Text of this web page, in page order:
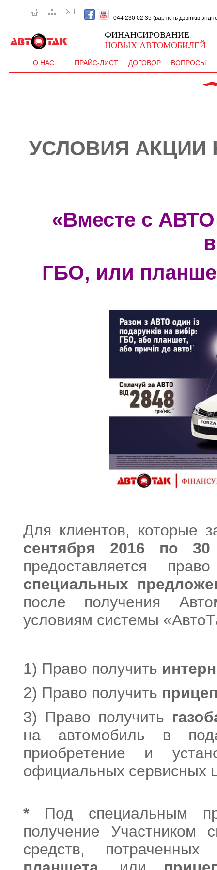
044 230 02 35 (вартість дзвінків
ФИНАНСИРОВАНИЕ
НОВЫХ АВТОМОБИЛЕЙ
О НАС ПРАЙС-ЛИСТ ДОГОВОР ВОПРОСЫ
CEE'D  -
УСЛОВИЯ АКЦИИ
«Вместе с
в
ГБО, или
Для клиентов, которые
сентября 2016 по
предоставляется
специальных
после получения
условиям системы
1) Право получить
2) Право получить
3) Право получить
на автомобиль в
приобретение и
официальных сервисных
*Под специальным
получение Участником
средств,